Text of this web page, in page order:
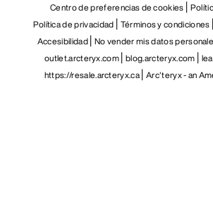
Centro de preferencias de cookies
Política de privacidad Términos y condiciones
Accesibilidad No vender mis datos
outlet.arcteryx.com blog.arcteryx.com
https://resale.arcteryx.ca Arc'teryx - an